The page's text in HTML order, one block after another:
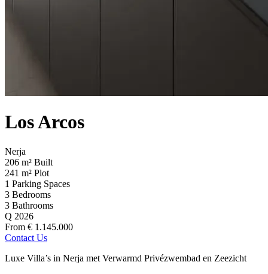
Los Arcos
Nerja
206 m² Built
241 m² Plot
1 Parking Spaces
3 Bedrooms
3 Bathrooms
Q 2026
From € 1.145.000
Contact Us
Luxe Villa’s in Nerja met Verwarmd Privézwembad en Zeezicht